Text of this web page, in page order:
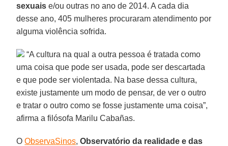
sexuais e/ou outras no ano de 2014. A cada dia
desse ano, 405 mulheres procuraram atendimento por
alguma violência sofrida.
“A cultura na qual a outra pessoa é tratada como
uma coisa que pode ser usada, pode ser descartada
e que pode ser violentada. Na base dessa cultura,
existe justamente um modo de pensar, de ver o outro
e tratar o outro como se fosse justamente uma coisa”,
afirma a filósofa Marilu Cabañas.
OObservaSinos,Observatório da realidade e das